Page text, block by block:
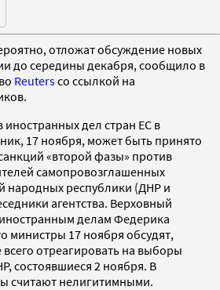
отложат обсуждение новых
до середины декабря, сообщило в
Reutersсо ссылкой на
иностранных дел стран ЕС в
17 ноября, может быть принято
«второй фазы» против
самопровозглашенных
народных республики (ДНР и
агентства. Верховный
делам Федерика
министры 17 ноября обсудят,
отреагировать на выборы
состоявшиеся 2 ноября. В
считают нелигитимными.